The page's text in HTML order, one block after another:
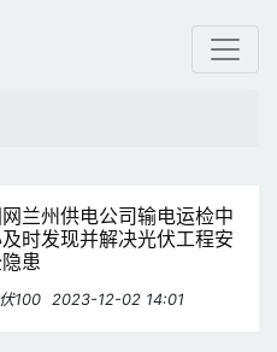
100
网兰州供电公司输电运检中
时发现并解决光伏工程安
患
100 2023-12-02 14:01